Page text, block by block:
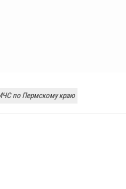
по Пермскому краю